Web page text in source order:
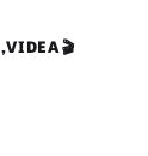
,VIDEA 🎬